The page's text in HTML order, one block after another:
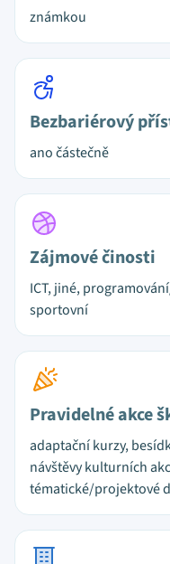
známkou
Bezbariérový
ano částečně
Zájmové činosti
ICT, jiné,
sportovní
Pravidelné akce
adaptační kurzy,
návštěvy kulturních
tématické/projektové